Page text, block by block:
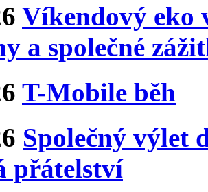
Víkendový eko
a společné
T-Mobile běh
Společný výlet
přátelství